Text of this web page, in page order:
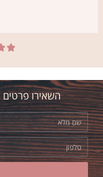
אסי

השאירו פרטים